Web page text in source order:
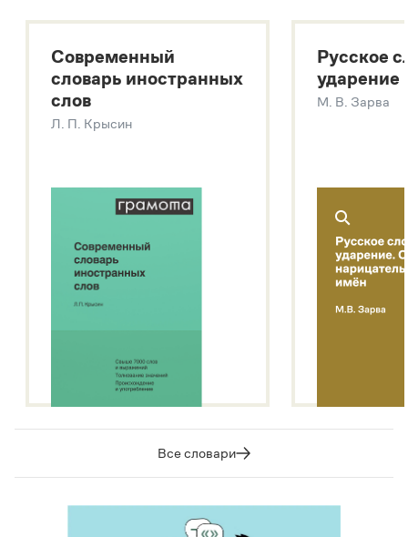
Большой толковый словарь русских глаголов
Современный словарь иностранных слов
Звук – технология синтеза платформы
SaluteSpeech
Современный
словарь иностранных
слов
Л. П. Крысин
Русское
ударение
М. В. Зарва
Все словари